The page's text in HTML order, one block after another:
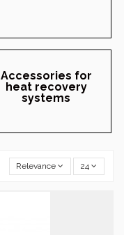
Accessories for
heat recovery
systems
Relevance 24